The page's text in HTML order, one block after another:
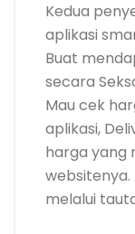
Kedua
aplikasi
Buat
secara
Mau cek
aplikasi,
harga yang
melalui